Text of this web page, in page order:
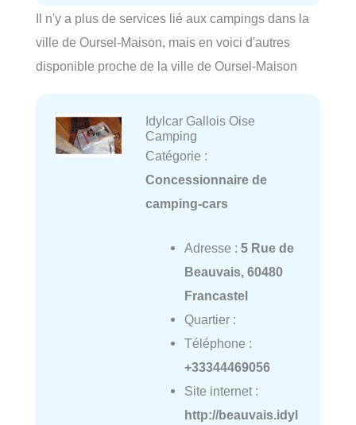
Il n'y a plus de services lié aux campings dans la
ville de Oursel-Maison, mais en voici d'autres
disponible proche de la ville de Oursel-Maison
Idylcar Gallois Oise
Camping
Catégorie :
Concessionnaire de
camping-cars
Adresse : 5 Rue de
Beauvais, 60480
Francastel
Quartier :
Téléphone :
+33344469056
Site internet :
http://beauvais.idyl